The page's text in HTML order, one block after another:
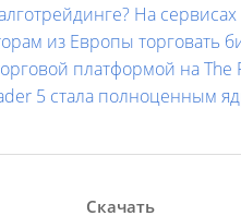
На
из Европы
платформой на The
5 стала полноценным
Скачать